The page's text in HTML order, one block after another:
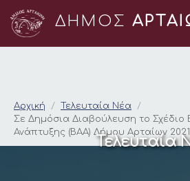
ΔΗΜΟΣ
Σε Δημόσια
Αρχική
Τελευταία Νέα
Σε Δημόσια Διαβούλευση το Σχέδιο
Ανάπτυξης (ΒΑΑ) Δήμου Αρταίων
Τελευταία